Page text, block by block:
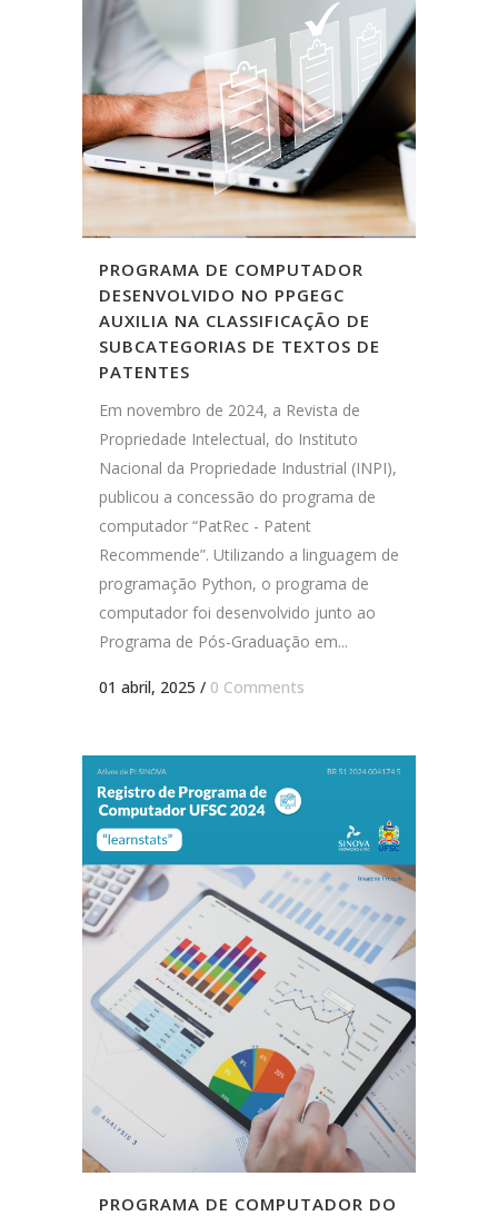
PROGRAMA DE COMPUTADOR
DESENVOLVIDO NO PPGEGC
AUXILIA NA CLASSIFICAÇÃO DE
SUBCATEGORIAS DE TEXTOS DE
PATENTES
Em novembro de 2024, a Revista de
Propriedade Intelectual, do Instituto
Nacional da Propriedade Industrial (INPI),
publicou a concessão do programa de
computador “PatRec - Patent
Recommende”. Utilizando a linguagem de
programação Python, o programa de
computador foi desenvolvido junto ao
Programa de Pós-Graduação em...
01 abril, 2025 / 0 Comments
PROGRAMA DE COMPUTADOR DO